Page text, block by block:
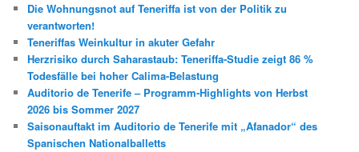
Die Wohnungsnot auf Teneriffa ist von der Politik zu
verantworten!
Teneriffas Weinkultur in akuter Gefahr
Herzrisiko durch Saharastaub: Teneriffa-Studie zeigt 86 %
Todesfälle bei hoher Calima-Belastung
Auditorio de Tenerife – Programm-Highlights von Herbst
2026 bis Sommer 2027
Saisonauftakt im Auditorio de Tenerife mit „Afanador“ des
Spanischen Nationalballetts